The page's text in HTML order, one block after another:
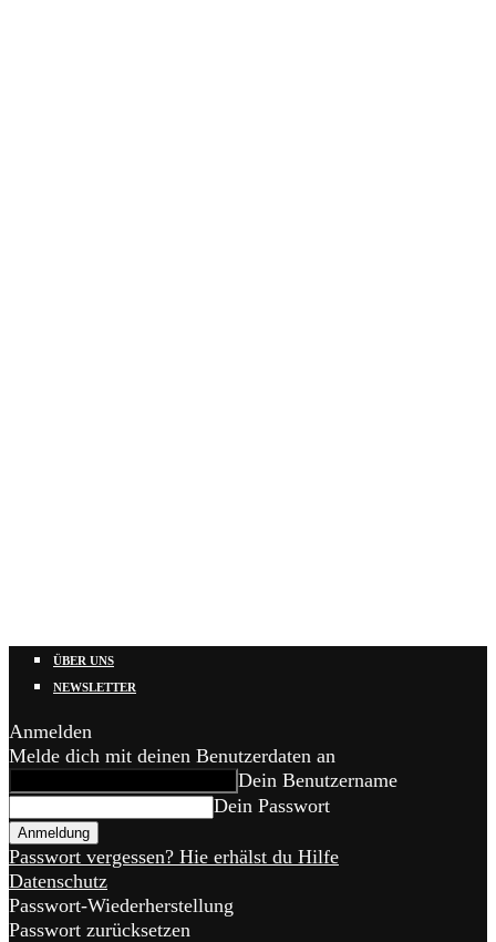
ÜBER UNS
NEWSLETTER
Anmelden
Melde dich mit deinen Benutzerdaten an
Dein Benutzername
Dein Passwort
Passwort vergessen? Hie erhälst du Hilfe
Datenschutz
Passwort-Wiederherstellung
Passwort zurücksetzen